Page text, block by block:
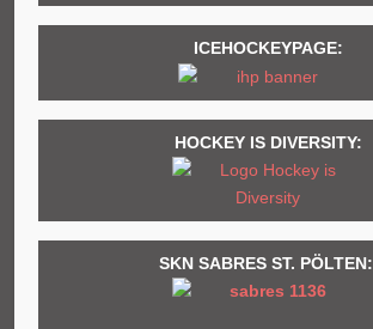
ICEHOCKEYPAGE:
HOCKEY IS DIVERSITY:
SKN SABRES ST. PÖLTEN: